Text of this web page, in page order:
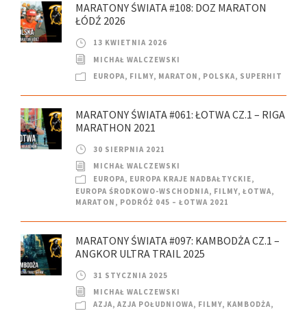
MARATONY ŚWIATA #108: DOZ MARATON
ŁÓDŹ 2026
13 KWIETNIA 2026
MICHAŁ WALCZEWSKI
EUROPA, FILMY, MARATON , POLSKA, SUPERHIT
MARATONY ŚWIATA #061: ŁOTWA CZ.1 – RIGA
MARATHON 2021
30 SIERPNIA 2021
MICHAŁ WALCZEWSKI
EUROPA, EUROPA KRAJE NADBAŁTYCKIE,
EUROPA ŚRODKOWO-WSCHODNIA, FILMY, ŁOTWA,
MARATON , PODRÓŻ 045 – ŁOTWA 2021
MARATONY ŚWIATA #097: KAMBODŻA CZ.1 –
ANGKOR ULTRA TRAIL 2025
31 STYCZNIA 2025
MICHAŁ WALCZEWSKI
AZJA, AZJA POŁUDNIOWA, FILMY, KAMBODŻA,